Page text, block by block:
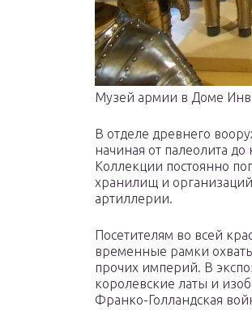
Музей армии в Доме
В отделе древнего
начиная от палеолита до
Коллекции постоянно
хранилищ и
артиллерии.
Посетителям во всей
временные рамки
прочих империй. В
королевские латы и
Франко-Голландская